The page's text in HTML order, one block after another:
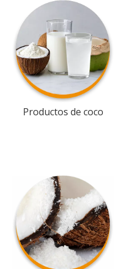
Productos de coco